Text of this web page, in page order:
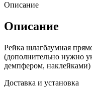
Описание
Описание
Рейка шлагбаумная
(дополнительно нужно
демпфером, наклейками)
Доставка и установка